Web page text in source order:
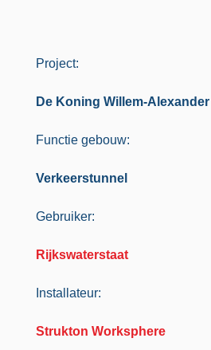
Project:
De Koning Willem-Alexander
Functie gebouw:
Verkeerstunnel
Gebruiker:
Rijkswaterstaat
Installateur:
Strukton Worksphere